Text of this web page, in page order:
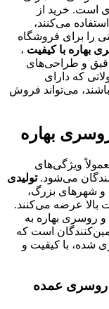
است. خرید از
می‌کنند،
را برای فروشگاه
بهاره با کیفیت ،
دقیق و طراحی‌های
که دارای
می‌تواند فروش
بهاره
ویژگی‌های
می‌شود.تولیدی
و شهرهای بزرگ،
بالا عرضه می‌کنند.
روسری بهاره به
است که
شده، با کیفیت و
روسری عمده